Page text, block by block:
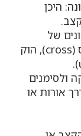
היכן
של
אגרופים כמו ג'אב (jab), קרוס (cross), הוק
ולסימנים
אורות או